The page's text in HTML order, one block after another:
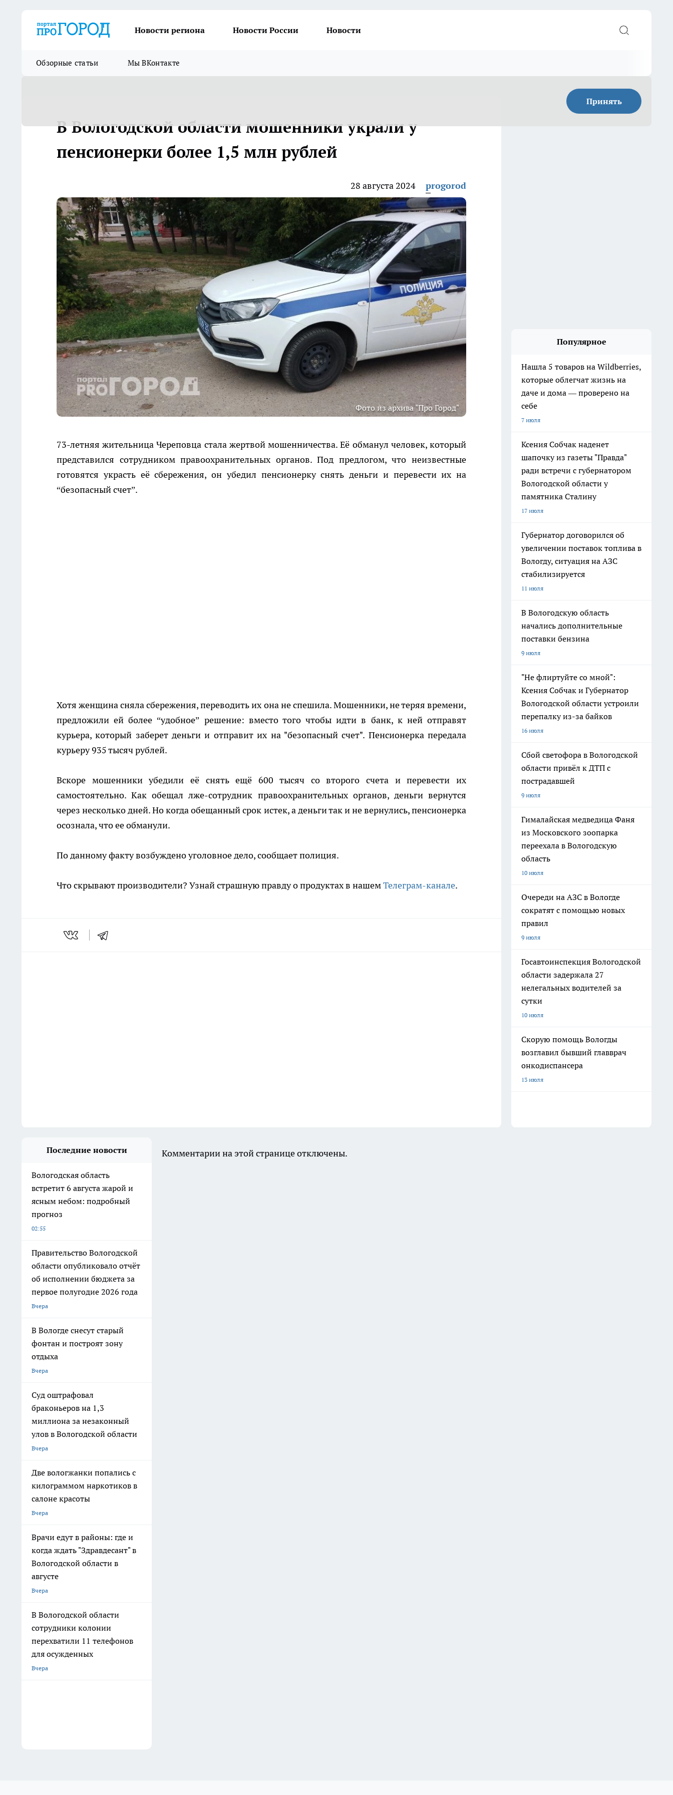
Новости региона Новости России Новости
Обзорные статьи Мы ВКонтакте
Принять
В Вологодской области мошенники украли у
пенсионерки более 1,5 млн рублей
28 августа 2024 progorod
Фото из архива "Про Город"
73-летняя жительница Череповца стала жертвой мошенничества. Её обманул человек, который
представился сотрудником правоохранительных органов. Под предлогом, что неизвестные
готовятся украсть её сбережения, он убедил пенсионерку снять деньги и перевести их на
“безопасный счет”.
Хотя женщина сняла сбережения, переводить их она не спешила. Мошенники, не теряя времени,
предложили ей более “удобное” решение: вместо того чтобы идти в банк, к ней отправят
курьера, который заберет деньги и отправит их на "безопасный счет". Пенсионерка передала
курьеру 935 тысяч рублей.
Вскоре мошенники убедили её снять ещё 600 тысяч со второго счета и перевести их
самостоятельно. Как обещал лже-сотрудник правоохранительных органов, деньги вернутся
через несколько дней. Но когда обещанный срок истек, а деньги так и не вернулись, пенсионерка
осознала, что ее обманули.
По данному факту возбуждено уголовное дело, сообщает полиция.
Что скрывают производители? Узнай страшную правду о продуктах в нашемТелеграм-канале.
Популярное
Нашла 5 товаров на Wildberries,
которые облегчат жизнь на
даче и дома — проверено на
себе
7 июля
Ксения Собчак наденет
шапочку из газеты "Правда"
ради встречи с губернатором
Вологодской области у
памятника Сталину
17 июля
Губернатор договорился об
увеличении поставок топлива в
Вологду, ситуация на АЗС
стабилизируется
11 июля
В Вологодскую область
начались дополнительные
поставки бензина
9 июля
"Не флиртуйте со мной":
Ксения Собчак и Губернатор
Вологодской области устроили
перепалку из-за байков
16 июля
Сбой светофора в Вологодской
области привёл к ДТП с
пострадавшей
9 июля
Гималайская медведица Фаня
из Московского зоопарка
переехала в Вологодскую
область
10 июля
Очереди на АЗС в Вологде
сократят с помощью новых
правил
9 июля
Госавтоинспекция Вологодской
области задержала 27
нелегальных водителей за
сутки
10 июля
Скорую помощь Вологды
возглавил бывший главврач
онкодиспансера
13 июля
Последние новости
Вологодская область
встретит 6 августа жарой и
ясным небом: подробный
прогноз
02:55
Правительство Вологодской
области опубликовало отчёт
об исполнении бюджета за
первое полугодие 2026 года
Вчера
В Вологде снесут старый
фонтан и построят зону
отдыха
Вчера
Суд оштрафовал
браконьеров на 1,3
миллиона за незаконный
улов в Вологодской области
Вчера
Две вологжанки попались с
килограммом наркотиков в
салоне красоты
Вчера
Врачи едут в районы: где и
когда ждать "Здравдесант" в
Вологодской области в
августе
Вчера
В Вологодской области
сотрудники колонии
перехватили 11 телефонов
для осужденных
Вчера
Комментарии на этой странице отключены.